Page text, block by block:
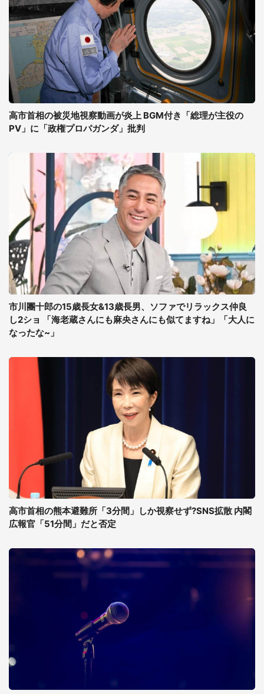
高市首相の被災地視察動画が炎上 BGM付き「総理が主役の
PV」に「政権プロパガンダ」批判
市川團十郎の15歳長女&13歳長男、ソファでリラックス仲良
し2ショ 「海老蔵さんにも麻央さんにも似てますね」「大人に
なったな~」
高市首相の熊本避難所「3分間」しか視察せず?SNS拡散 内閣
広報官「51分間」だと否定